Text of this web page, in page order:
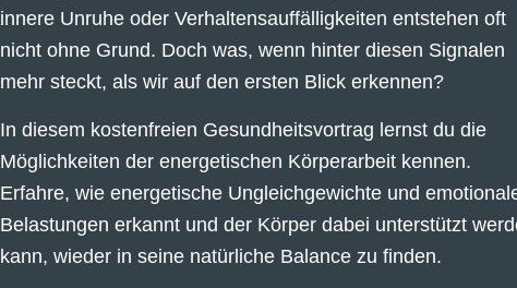
innere Unruhe oder Verhaltensauffälligkeiten entstehen oft
nicht ohne Grund. Doch was, wenn hinter diesen Signalen
mehr steckt, als wir auf den ersten Blick erkennen?
In diesem kostenfreien Gesundheitsvortrag lernst du die
Möglichkeiten der energetischen Körperarbeit kennen.
Erfahre, wie energetische Ungleichgewichte und
Belastungen erkannt und der Körper dabei unterstützt
kann, wieder in seine natürliche Balance zu finden.